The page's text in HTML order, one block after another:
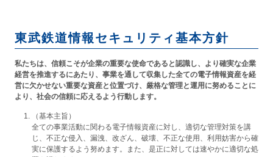
東武鉄道情報セキュリティ基本方針
私たちは、信頼こそが企業の重要な使命であると認識し、より確実な企業
経営を推進するにあたり、事業を通して収集した全ての電子情報資産を経
営に欠かせない重要な資産と位置づけ、厳格な管理と運用に努めることに
より、社会の信頼に応えるよう行動します。
（基本主旨）
全ての事業活動に関わる電子情報資産に対し、適切な管理対策を講
じ、不正な侵入、漏洩、改ざん、破壊、不正な使用、利用妨害から確
実に保護するよう努めます。また、是正に対しては速やかに適切な処